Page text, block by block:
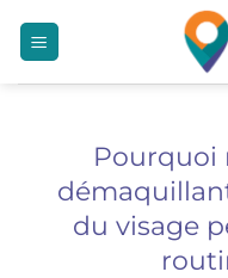
Pourquoi
du visage